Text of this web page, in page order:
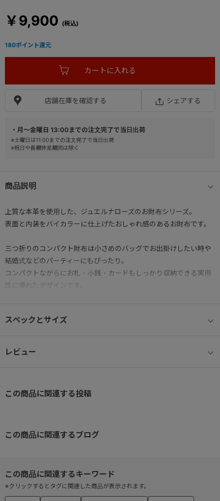
・月～金曜日 13:00までの注文完了で当日出荷
※土曜日は11:00までの注文完了で当日出荷
※祝日や長期休業期間は除く
￥9,900
商品説明
上質な本革を使用した、ジュエルナローズのお財布シリーズ。
表面と内装をバイカラーに仕上げたおしゃれ感のあるお財布です。
三つ折りのコンパクト財布は小さめのバッグでお出掛けしたい時や
結婚式などのパーティーにもぴったり。
コンパクトながらにお札・小銭・カードもしっかり収納できる実用
性に優れたデザインです。
・札入れ：あり
・専用箱付
スペックとサイズ
レビュー
※クリックするとタグに関連した商品が表示されます。
店舗在庫を確認する シェアする
この商品に関連する投稿
この商品に関連するブログ
180ポイント還元